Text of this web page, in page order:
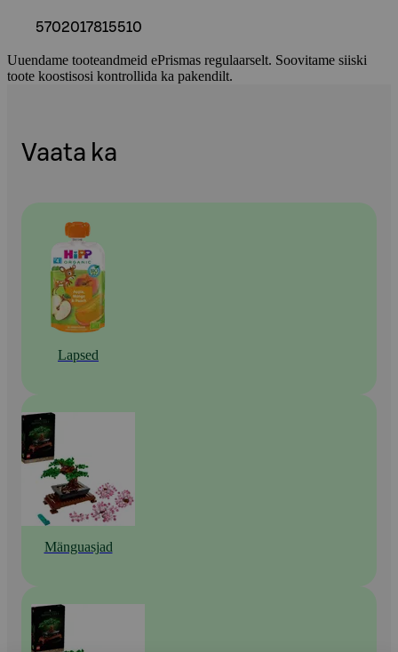
5702017815510
Uuendame tooteandmeid ePrismas regulaarselt. Soovitame siiski
toote koostisosi kontrollida ka pakendilt.
Vaata ka
Lapsed
Mänguasjad